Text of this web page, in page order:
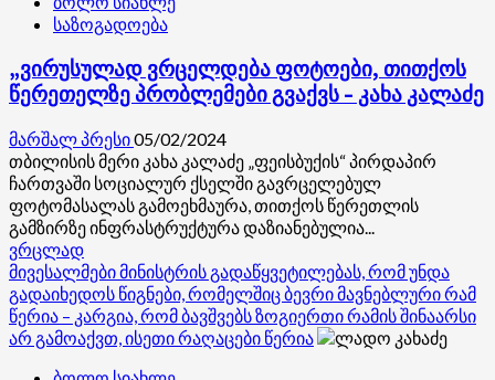
საჯარო
რომელიც
დაგვწამებს
ცილს,
რომ
ჩვენ
ამჟამად
რაღაცას
ვაფუჭებთ
გელათში,
დასრულდება
სასამართლოში,
რადგან
ამის
მოთმენას
საზოგადოება
„ვირუსულად ვრცელდება ფოტოები, თითქოს
წერეთელზე პრობლემები გვაქვს – კახა კალაძე
მარშალ პრესი05/02/2024
თბილისის მერი კახა კალაძე „ფეისბუქის“ პირდაპირ
ჩართვაში სოციალურ ქსელში გავრცელებულ
ფოტომასალას გამოეხმაურა, თითქოს წერეთლის
გამზირზე ინფრასტრუქტურა დაზიანებულია...
ვრცლადRead
more
about
„ვირუსულად
ვრცელდება
ფოტოები,
მივესალმები მინისტრის გადაწყვეტილებას, რომ უნდა
გადაიხედოს წიგნები, რომელშიც ბევრი მავნებლური რამ
წერია – კარგია, რომ ბავშვებს ზოგიერთი რამის შინაარსი
არ გამოაქვთ, ისეთი რაღაცები წერია